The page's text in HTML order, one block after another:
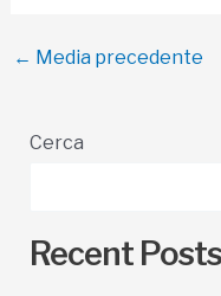
Navigazione
← Media precedente
Cerca
Recent Posts